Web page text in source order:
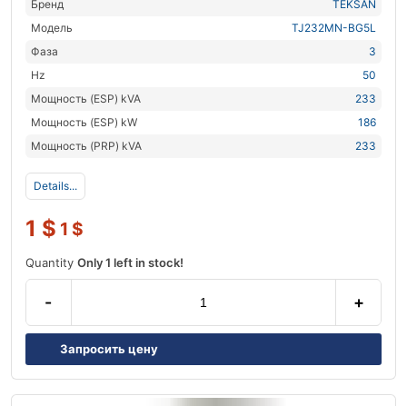
Бренд
TEKSAN
Модель
TJ232MN-BG5L
Фаза
3
Hz
50
Мощность (ESP) kVA
233
Мощность (ESP) kW
186
Мощность (PRP) kVA
233
Details...
1 $ 1 $
Quantity Only 1 left in stock!
- +
Запросить цену